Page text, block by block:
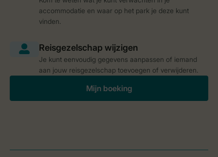
accommodatie en waar op het park je deze kunt
vinden.
Je kunt eenvoudig gegevens aanpassen of iemand
aan jouw reisgezelschap toevoegen of verwijderen.
Mijn boeking